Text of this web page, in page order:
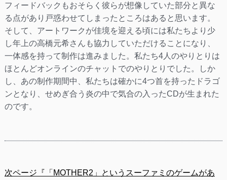
フィードバックもおそらく彼らが想像していた部分と異な
る点があり戸惑わせてしまったところはあると思います。
そして、アートワークが佳境を迎える頃には私たちより少
し年上の高橋元希さんも協力していただけることになり、
一体感を持って制作は進みました。私たち4人のやりとりは
ほとんどオンラインのチャットでのやりとりでした。しか
し、あの制作期間中、私たちは確かに4つ首を持ったドラゴ
ンとなり、せめぎ合う炎の中で気合の入ったCDが生まれた
のです。
次ページ『「MOTHER2」というスーファミのゲームがあ